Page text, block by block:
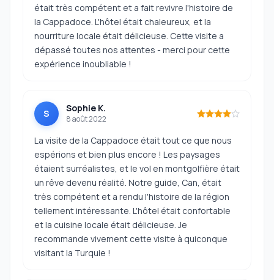
était très compétent et a fait revivre l'histoire de
la Cappadoce. L'hôtel était chaleureux, et la
nourriture locale était délicieuse. Cette visite a
dépassé toutes nos attentes - merci pour cette
expérience inoubliable !
S Sophie K.
8 août 2022
La visite de la Cappadoce était tout ce que nous
espérions et bien plus encore ! Les paysages
étaient surréalistes, et le vol en montgolfière était
un rêve devenu réalité. Notre guide, Can, était
très compétent et a rendu l'histoire de la région
tellement intéressante. L'hôtel était confortable
et la cuisine locale était délicieuse. Je
recommande vivement cette visite à quiconque
visitant la Turquie !